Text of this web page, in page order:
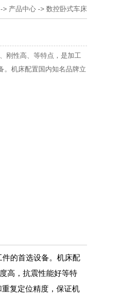
-> 产品中心 -> 数控卧式车床
刚性高、等特点，是加工
。机床配置国内知名品牌立
件的首选设备。机床配
高，抗震性能好等特
重复定位精度，保证机